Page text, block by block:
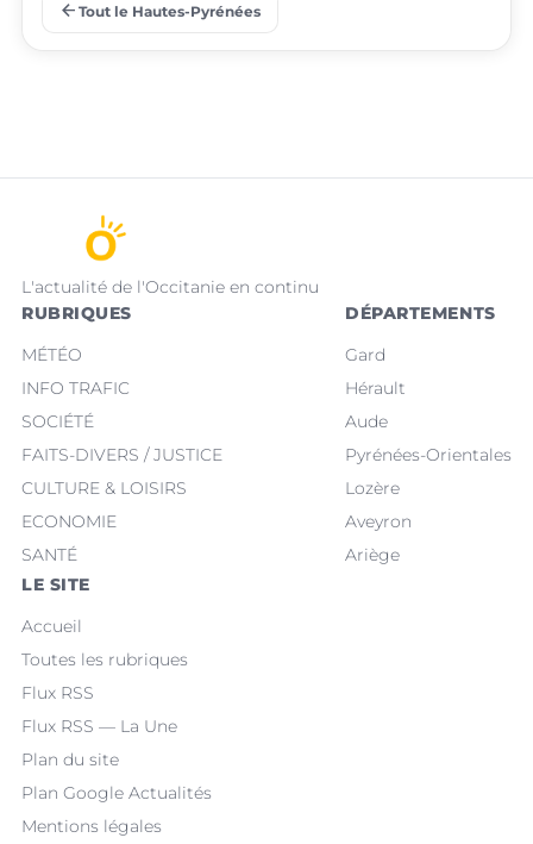
arrow_back Tout le Hautes-Pyrénées
L'actualité de l'Occitanie en continu
RUBRIQUES
MÉTÉO
INFO TRAFIC
SOCIÉTÉ
FAITS-DIVERS / JUSTICE
CULTURE & LOISIRS
ECONOMIE
SANTÉ
DÉPARTEMENTS
Gard
Hérault
Aude
Pyrénées-Orientales
Lozère
Aveyron
Ariège
LE SITE
Accueil
Toutes les rubriques
Flux RSS
Flux RSS — La Une
Plan du site
Plan Google Actualités
Mentions légales